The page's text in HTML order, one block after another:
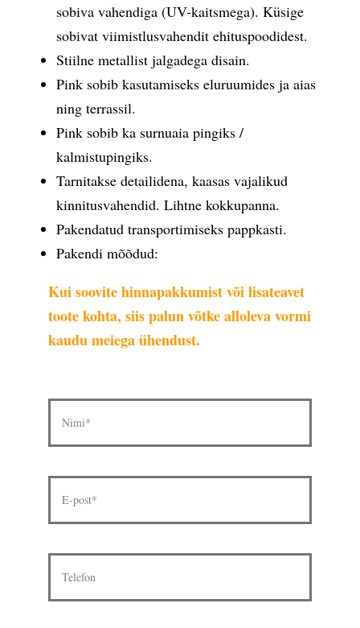
sobiva vahendiga (UV-kaitsmega). Küsige
sobivat viimistlusvahendit ehituspoodidest.
Stiilne metallist jalgadega disain.
Pink sobib kasutamiseks eluruumides ja aias
ning terrassil.
Pink sobib ka surnuaia pingiks /
kalmistupingiks.
Tarnitakse detailidena, kaasas vajalikud
kinnitusvahendid. Lihtne kokkupanna.
Pakendatud transportimiseks pappkasti.
Pakendi mõõdud:
Kui soovite hinnapakkumist või lisateavet
toote kohta, siis palun võtke alloleva vormi
kaudu meiega ühendust.